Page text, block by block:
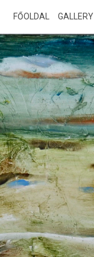
FŐOLDAL GALLERY